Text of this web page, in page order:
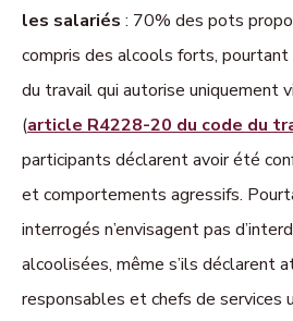
les salariés : 70% des pots
compris des alcools forts,
du travail qui autorise uniquement
(article R4228-20 du code du
participants déclarent avoir été
et comportements agressifs.
interrogés n’envisagent pas
alcoolisées, même s’ils déclarent
responsables et chefs de services